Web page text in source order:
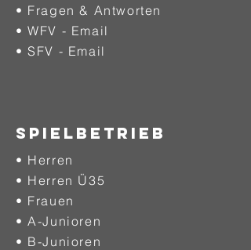
• Fragen & Antworten
• WFV - Email
• SFV - Email
SPIELBETRIEB
• Herren
• Herren Ü35
• Frauen
• A-Junioren
• B-Junioren